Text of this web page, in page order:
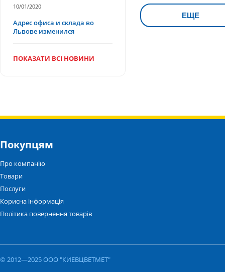
ЕЩЕ
10/01/2020
Адрес офиса и склада во
Львове изменился
ПОКАЗАТИ ВСІ НОВИНИ
Покупцям
Про компанію
Товари
Послуги
Корисна інформація
Політика повернення товарів
© 2012—2025 ООО "КИЕВЦВЕТМЕТ"